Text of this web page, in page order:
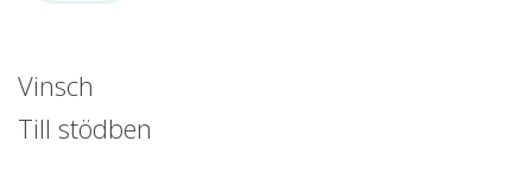
Vinsch
Till stödben